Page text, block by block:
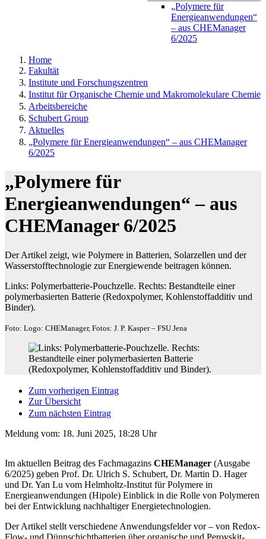
„Polymere für
Energieanwendungen“
– aus CHEManager
6/2025
Home
Fakultät
Institute und Forschungszentren
Institut für Organische Chemie und Makromolekulare Chemie
Arbeitsbereiche
Schubert Group
Aktuelles
„Polymere für Energieanwendungen“ – aus CHEManager
6/2025
„Polymere für
Energieanwendungen“ – aus
CHEManager 6/2025
Der Artikel zeigt, wie Polymere in Batterien, Solarzellen und der
Wasserstofftechnologie zur Energiewende beitragen können.
Links: Polymerbatterie-Pouchzelle. Rechts: Bestandteile einer
polymerbasierten Batterie (Redoxpolymer, Kohlenstoffadditiv und
Binder).
Foto: Logo: CHEManager, Fotos: J. P. Kasper – FSU Jena
Zum vorherigen Eintrag
Zur Übersicht
Zum nächsten Eintrag
Meldung vom: 18. Juni 2025, 18:28 Uhr
Im aktuellen Beitrag des Fachmagazins CHEManager (Ausgabe
6/2025) geben Prof. Dr. Ulrich S. Schubert, Dr. Martin D. Hager
und Dr. Yan Lu vom Helmholtz-Institut für Polymere in
Energieanwendungen (Hipole) Einblick in die Rolle von Polymeren
bei der Entwicklung nachhaltiger Energietechnologien.
Der Artikel stellt verschiedene Anwendungsfelder vor – von Redox-
Flow- und Dünnschichtbatterien über organische und Perovskit-